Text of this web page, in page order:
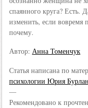
спаянного круга?
изменить, если вовремя
почему.
Автор: Анна Томенчук
Статья написана по
психологии Юрия
—
Рекомендовано к